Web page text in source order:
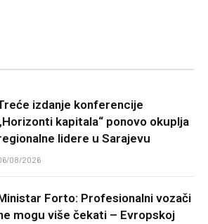
izdanje konferencije
kapitala“ ponovo okuplja
lidere u Sarajevu
08/2026
Forto: Profesionalni vozači
mogu više čekati – Evropskoj